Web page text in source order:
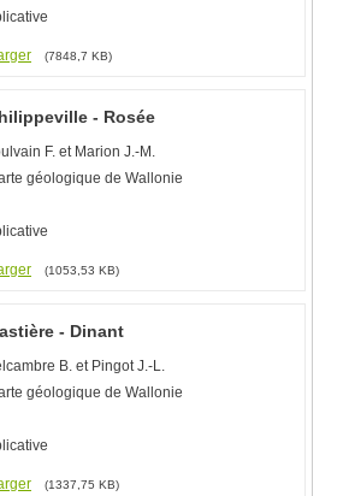
(7848,7 KB)
- Rosée
F. et Marion J.-M.
géologique de Wallonie
(1053,53 KB)
- Dinant
B. et Pingot J.-L.
géologique de Wallonie
(1337,75 KB)